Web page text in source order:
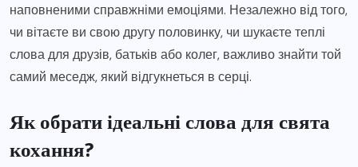
наповненими справжніми емоціями. Незалежно від того,
чи вітаєте ви свою другу половинку, чи шукаєте теплі
слова для друзів, батьків або колег, важливо знайти той
самий меседж, який відгукнеться в серці.
Як обрати ідеальні слова для свята
кохання?